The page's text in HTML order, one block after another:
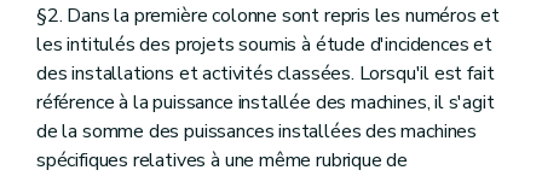
§2. Dans la première colonne sont repris les numéros et
les intitulés des projets soumis à étude d'incidences et
des installations et activités classées. Lorsqu'il est fait
référence à la puissance installée des machines, il s'agit
de la somme des puissances installées des machines
spécifiques relatives à une même rubrique de